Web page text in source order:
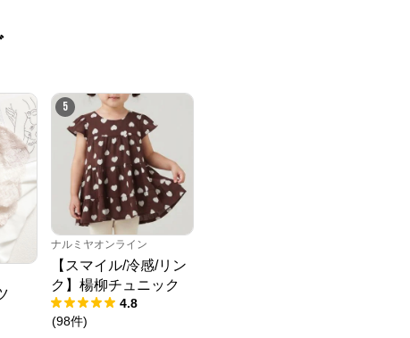
5
ナルミヤオンライン
【スマイル/冷感/リン
ク】楊柳チュニック
4.8
(98件)